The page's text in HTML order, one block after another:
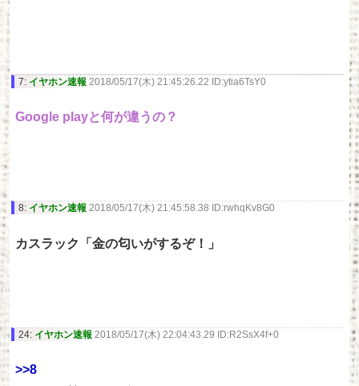
7: イヤホン速報 2018/05/17(木) 21:45:26.22 ID:ytia6TsY0
Google playと何が違うの？
8: イヤホン速報 2018/05/17(木) 21:45:58.38 ID:rwhqKv8G0
カスラック「金の匂いがするぞ！」
24: イヤホン速報 2018/05/17(木) 22:04:43.29 ID:R2SsX4f+0
>>8